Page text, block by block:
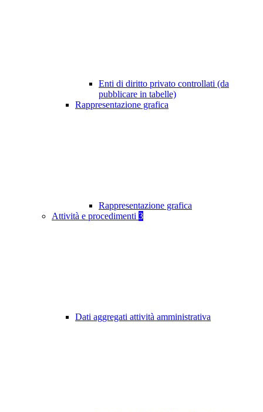
Enti di diritto privato controllati (da
pubblicare in tabelle)
Rappresentazione grafica
Rappresentazione grafica
Attività e procedimenti 3
Dati aggregati attività amministrativa